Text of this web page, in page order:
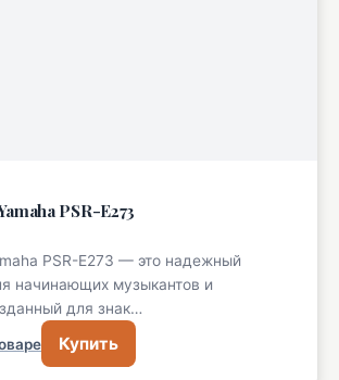
PSR-E273
PSR-E273 — это надежный
начинающих музыкантов и
для знак…
Купить